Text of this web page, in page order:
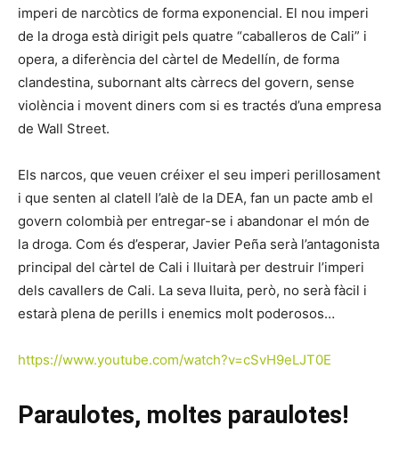
imperi de narcòtics de forma exponencial. El nou imperi
de la droga està dirigit pels quatre “caballeros de Cali” i
opera, a diferència del càrtel de Medellín, de forma
clandestina, subornant alts càrrecs del govern, sense
violència i movent diners com si es tractés d’una empresa
de Wall Street.
Els narcos, que veuen créixer el seu imperi perillosament
i que senten al clatell l’alè de la DEA, fan un pacte amb el
govern colombià per entregar-se i abandonar el món de
la droga. Com és d’esperar, Javier Peña serà l’antagonista
principal del càrtel de Cali i lluitarà per destruir l’imperi
dels cavallers de Cali. La seva lluita, però, no serà fàcil i
estarà plena de perills i enemics molt poderosos…
https://www.youtube.com/watch?v=cSvH9eLJT0E
Paraulotes, moltes paraulotes!